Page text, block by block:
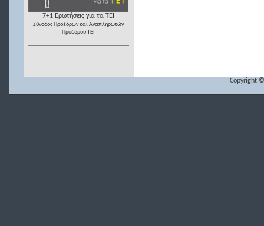
7+1 Ερωτήσεις για τα ΤΕΙ
Σύνοδος Προέδρων και Αναπληρωτών
Προέδρου ΤΕΙ
Copyright